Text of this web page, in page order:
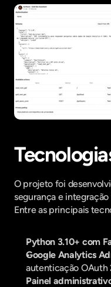
O projeto foi
segurança e
Entre as principais
Python 3.10+ com
Google Analytics
autenticação OAuth
Painel